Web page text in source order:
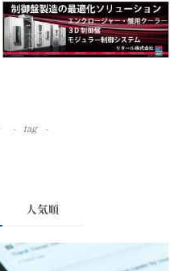
tag
人気順